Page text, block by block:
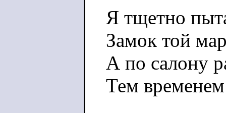
Я тщетно
Замок той
А по салону
Тем временем